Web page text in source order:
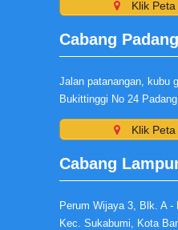
Klik
Cabang Padang
Jalan patanangan, kubu
Bukittinggi No 24 Padang
Klik
Cabang
Perum Wijaya 3, Blk. A
Kec. Sukabumi, Kota